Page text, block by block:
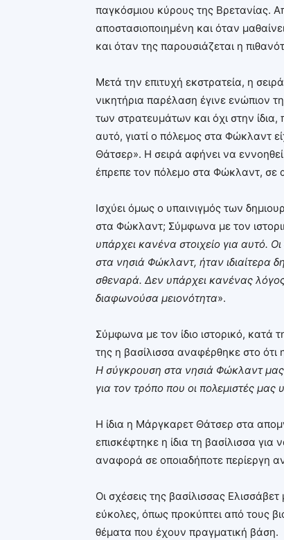
παγκόσμιου κύρους της Βρετανίας.
αποστασιοποιημένη και όταν
και όταν της παρουσιάζεται η
Μετά την επιτυχή εκστρατεία, η
νικητήρια παρέλαση έγινε ενώπιον
των στρατευμάτων και όχι στην ίδια,
αυτό, γιατί ο πόλεμος στα Φώκλαντ
Θάτσερ». Η σειρά αφήνει να
έπρεπε τον πόλεμο στα Φώκλαντ, σε
Ισχύει όμως ο υπαινιγμός των
στα Φώκλαντ; Σύμφωνα με τον
υπάρχει κανένα στοιχείο για αυτό.
στα νησιά Φώκλαντ, ήταν ιδιαίτερα
σθεναρά. Δεν υπάρχει κανένας
διαφωνούσα μειονότητα».
Σύμφωνα με τον ίδιο ιστορικό, κατά
της η βασίλισσα αναφέρθηκε στο ότι
Η σύγκρουση στα νησιά Φώκλαντ μας
για τον τρόπο που οι πολεμιστές
Η ίδια η Μάργκαρετ Θάτσερ στα
επισκέφτηκε η ίδια τη βασίλισσα
αναφορά σε οποιαδήποτε περίεργη
Οι σχέσεις της βασίλισσας
εύκολες, όπως προκύπτει από τους
θέματα που έχουν πραγματική βάση.